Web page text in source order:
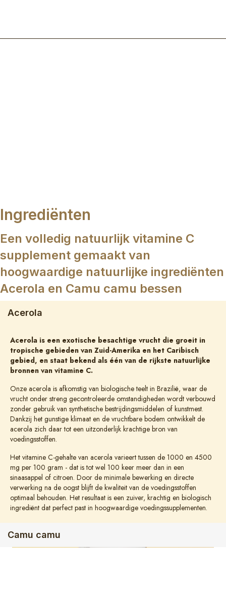
Ingrediënten
Een volledig natuurlijk vitamine C
supplement gemaakt van
hoogwaardige natuurlijke ingrediënten
Acerola en Camu camu bessen
Acerola
Acerola is een exotische besachtige vrucht die groeit in
tropische gebieden van Zuid-Amerika en het Caribisch
gebied, en staat bekend als één van de rijkste natuurlijke
bronnen van vitamine C.
Onze acerola is afkomstig van biologische teelt in Brazilië, waar de
vrucht onder streng gecontroleerde omstandigheden wordt verbouwd
zonder gebruik van synthetische bestrijdingsmiddelen of kunstmest.
Dankzij het gunstige klimaat en de vruchtbare bodem ontwikkelt de
acerola zich daar tot een uitzonderlijk krachtige bron van
voedingsstoffen.
Het vitamine C-gehalte van acerola varieert tussen de 1000 en 4500
mg per 100 gram - dat is tot wel 100 keer meer dan in een
sinaasappel of citroen. Door de minimale bewerking en directe
verwerking na de oogst blijft de kwaliteit van de voedingsstoffen
optimaal behouden. Het resultaat is een zuiver, krachtig en biologisch
ingrediënt dat perfect past in hoogwaardige voedingssupplementen.
Camu camu